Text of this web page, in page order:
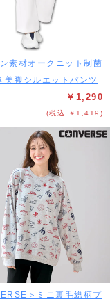
素材オークニット制菌
美脚シルエットパンツ
￥1,290
(税込 ￥1,419)
＞ミニ裏毛総柄プ